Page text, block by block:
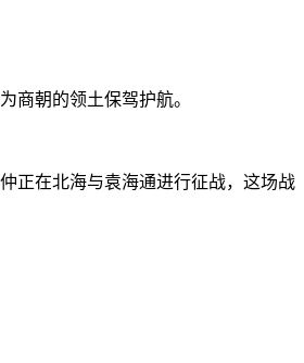
商朝的领土保驾护航。
正在北海与袁海通进行征战，这场战